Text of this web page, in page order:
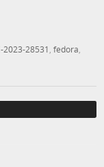
2023-28531 ,fedora